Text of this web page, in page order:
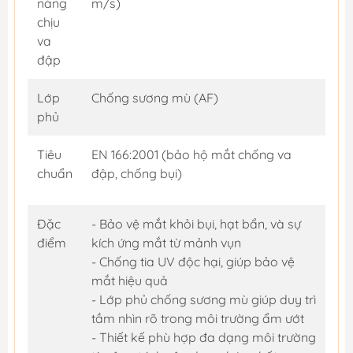
năng
chịu
va
đập
m/s)
Lớp
phủ
Chống sương mù (AF)
Tiêu
chuẩn
EN 166:2001 (bảo hộ mắt chống va
đập, chống bụi)
Đặc
điểm
- Bảo vệ mắt khỏi bụi, hạt bẩn, và sự
kích ứng mắt từ mảnh vụn
- Chống tia UV độc hại, giúp bảo vệ
mắt hiệu quả
- Lớp phủ chống sương mù giúp duy trì
tầm nhìn rõ trong môi trường ẩm ướt
- Thiết kế phù hợp đa dạng môi trường